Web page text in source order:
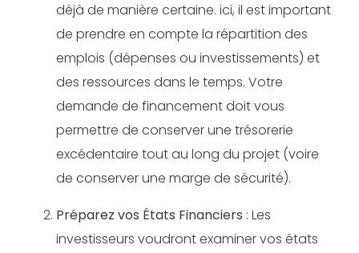
déjà de manière certaine. ici, il est important
de prendre en compte la répartition des
emplois (dépenses ou investissements) et
des ressources dans le temps. Votre
demande de financement doit vous
permettre de conserver une trésorerie
excédentaire tout au long du projet (voire
de conserver une marge de sécurité).
Préparez vos États Financiers : Les
investisseurs voudront examiner vos états